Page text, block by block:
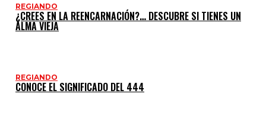
REGIANDO
¿CREES EN LA REENCARNACIÓN?… DESCUBRE SI TIENES UN
ALMA VIEJA
REGIANDO
CONOCE EL SIGNIFICADO DEL 444